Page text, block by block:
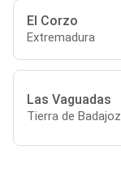
El Corzo
Extremadura
Las Vaguadas
Tierra de Badajoz